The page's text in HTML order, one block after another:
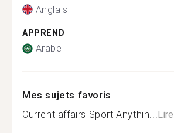
Anglais
APPREND
Arabe
Mes sujets favoris
Current affairs Sport Anythin...